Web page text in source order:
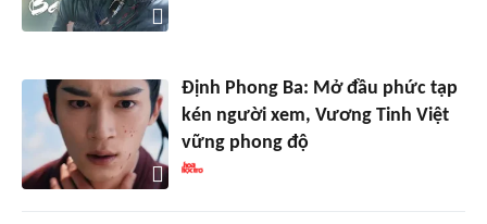
Định Phong Ba: Mở đầu phức tạp
kén người xem, Vương Tinh Việt
vững phong độ